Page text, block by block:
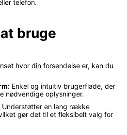
telefon.
bruge
hvor din forsendelse er, kan du
Enkel og intuitiv brugerflade, der
nødvendige oplysninger.
Understøtter en lang række
gør det til et fleksibelt valg for